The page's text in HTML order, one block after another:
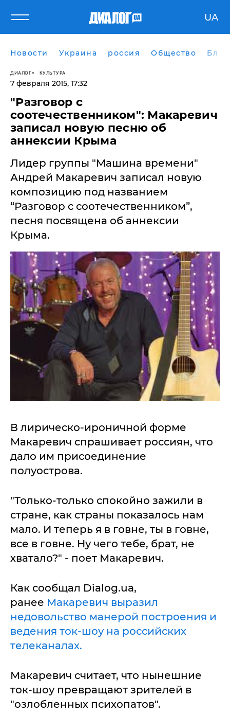
UA
Новости Украина россия Общество
ДИАЛОГ КУЛЬТУРА
7 февраля 2015, 17:32
"Разговор с
соотечественником": Макаревич
записал новую песню об
аннексии Крыма
Лидер группы "Машина времени"
Андрей Макаревич записал новую
композицию под названием
“Разговор с соотечественником”,
песня посвящена об аннексии
Крыма.
В лирическо-ироничной форме
Макаревич спрашивает россиян, что
дало им присоединение
полуострова.
"Только-только спокойно зажили в
стране, как страны показалось нам
мало. И теперь я в говне, ты в говне,
все в говне. Ну чего тебе, брат, не
хватало?" - поет Макаревич.
Как сообщал Dialog.ua,
ранее Макаревич выразил
недовольство манерой построения и
ведения ток-шоу на российских
телеканалах.
Макаревич считает, что нынешние
ток-шоу превращают зрителей в
"озлобленных психопатов".